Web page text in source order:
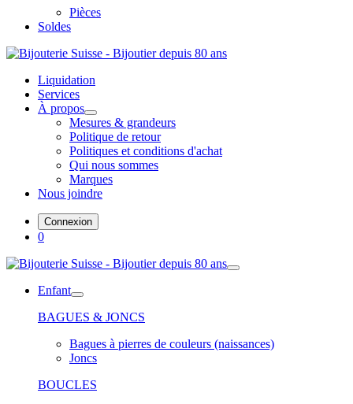
Pièces
Soldes
Liquidation
Services
À propos
Mesures & grandeurs
Politique de retour
Politiques et conditions d'achat
Qui nous sommes
Marques
Nous joindre
Connexion
0
Enfant
BAGUES & JONCS
Bagues à pierres de couleurs (naissances)
Joncs
BOUCLES